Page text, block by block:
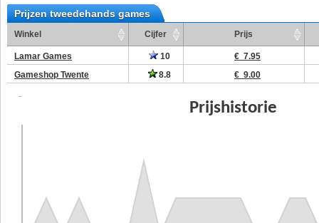
Prijzen tweedehands games
Winkel Cijfer Prijs
Lamar Games 10
€ 7.95
Gameshop Twente
8.8 € 9.00